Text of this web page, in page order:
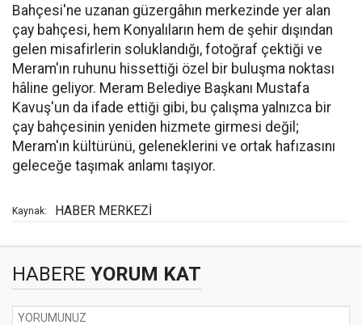
Bahçesi'ne uzanan güzergâhın merkezinde yer alan
çay bahçesi, hem Konyalıların hem de şehir dışından
gelen misafirlerin soluklandığı, fotoğraf çektiği ve
Meram'ın ruhunu hissettiği özel bir buluşma noktası
hâline geliyor. Meram Belediye Başkanı Mustafa
Kavuş'un da ifade ettiği gibi, bu çalışma yalnızca bir
çay bahçesinin yeniden hizmete girmesi değil;
Meram'ın kültürünü, geleneklerini ve ortak hafızasını
geleceğe taşımak anlamı taşıyor.
Kaynak: HABER MERKEZİ
HABERE YORUM KAT